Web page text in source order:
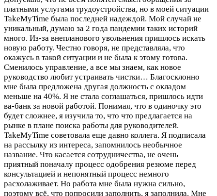
платными услугами трудоустройства, но в моей ситуации
TakeMyTime была последней надеждой. Мой случай не
уникальный, думаю за 2 года пандемии таких историй
много. Из-за внепланового увольнения пришлось искать
новую работу. Честно говоря, не представляла, что
окажусь в такой ситуации и не была к этому готова.
Сменилось управление, а все мы знаем, как новое
руководство любит устраивать чистки… Благосклонно
мне была предложена другая должность с окладом
меньше на 40%. Я не стала соглашаться, пришлось идти
ва-банк за новой работой. Понимая, что в одиночку это
будет сложнее, я изучила то, что что предлагается на
рынке в плане поиска работы для руководителей.
TakeMyTime советовала еще давно коллега. Я подписала
на рассылку из интереса, запомнилось необычное
название. Что касается сотрудничества, не очень
приятный поначалу процесс одобрения резюме перед
консультацией и непонятный процесс немного
расхолаживает. Но работа мне была нужна сильно,
поэтому всё, что попросили заполнить, я заполнила. Мне